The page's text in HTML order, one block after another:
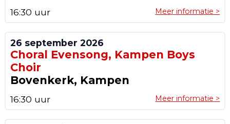
Meer informatie >
16:30 uur
26 september 2026
Choral Evensong, Kampen Boys
Choir
Bovenkerk, Kampen
Meer informatie >
16:30 uur